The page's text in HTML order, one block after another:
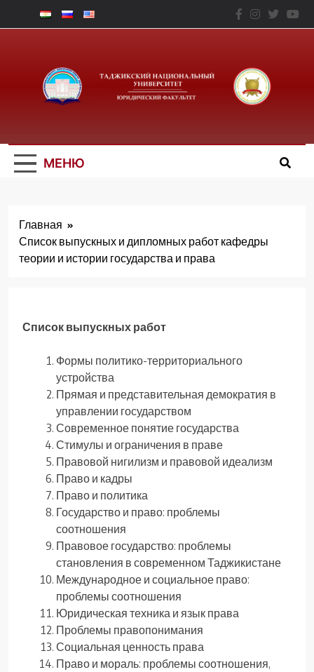
Перейти
к
Юридический
Факальтет – ТНУ
МЕНЮ
Главная
Список выпускных и дипломных работ кафедры
теории и истории государства и права
Список выпускных работ
Формы политико-территориального
устройства
Прямая и представительная демократия в
управлении государством
Современное понятие государства
Стимулы и ограничения в праве
Правовой нигилизм и правовой идеализм
Право и кадры
Право и политика
Государство и право: проблемы
соотношения
Правовое государство: проблемы
становления в современном Таджикистане
Международное и социальное право:
проблемы соотношения
Юридическая техника и язык права
Проблемы правопонимания
Социальная ценность права
Право и мораль: проблемы соотношения,